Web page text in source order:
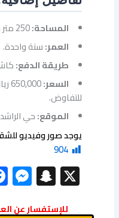
المساحة:250 متر مربع لكل شقة.
العمر:سنة واحدة.
طريقة الدفع:
السعر:
للتفاوض.
الموقع:حي
يوجد صور وفيديو
904
X
للإستفسار عن